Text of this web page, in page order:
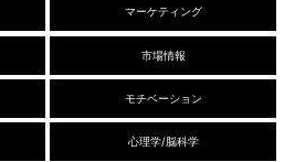
マーケティング
市場情報
モチベーション
心理学/脳科学